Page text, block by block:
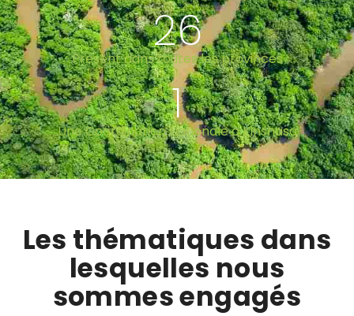
Present dans toutes les provinces
26
Une Coordination Nationale à Kinshasa
1
Les thématiques dans
lesquelles nous
sommes engagés